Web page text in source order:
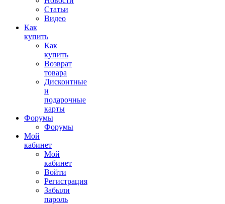
Статьи
Видео
Как
купить
Как
купить
Возврат
товара
Дисконтные
и
подарочные
карты
Форумы
Форумы
Мой
кабинет
Мой
кабинет
Войти
Регистрация
Забыли
пароль